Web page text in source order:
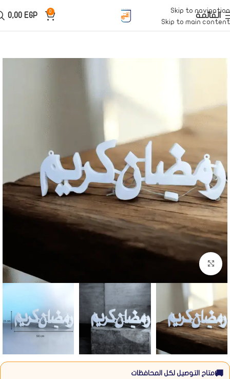
Skip to navigation
Skip to main content
القائمة 0
0,00 EGP
Click to enlarge
🚚متاح التوصيل لكل المحافظات